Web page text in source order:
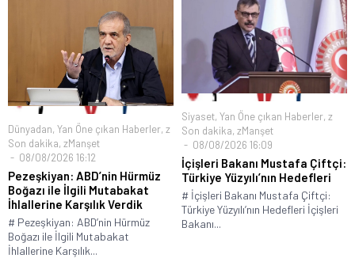
Dünyadan, Yan Öne çıkan Haberler, z
Son dakika, zManşet
08/08/2026 16:12
Pezeşkiyan: ABD’nin Hürmüz
Boğazı ile İlgili Mutabakat
İhlallerine Karşılık Verdik
# Pezeşkiyan: ABD’nin Hürmüz
Boğazı ile İlgili Mutabakat
İhlallerine Karşılık...
Siyaset, Yan Öne çıkan Haberler, z
Son dakika, zManşet
08/08/2026 16:09
İçişleri Bakanı Mustafa Çiftçi:
Türkiye Yüzyılı’nın Hedefleri
# İçişleri Bakanı Mustafa Çiftçi:
Türkiye Yüzyılı’nın Hedefleri İçişleri
Bakanı...